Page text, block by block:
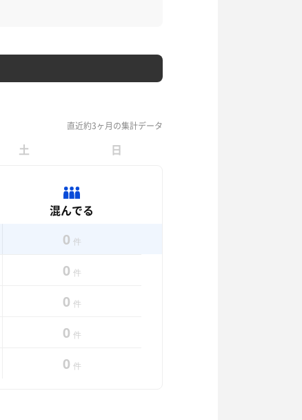
直近約3ヶ月の集計データ
土 日
混んでる
0 件
0 件
0 件
0 件
0 件